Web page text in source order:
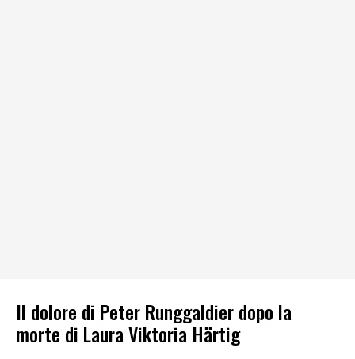
Il dolore di Peter Runggaldier dopo la
morte di Laura Viktoria Härtig